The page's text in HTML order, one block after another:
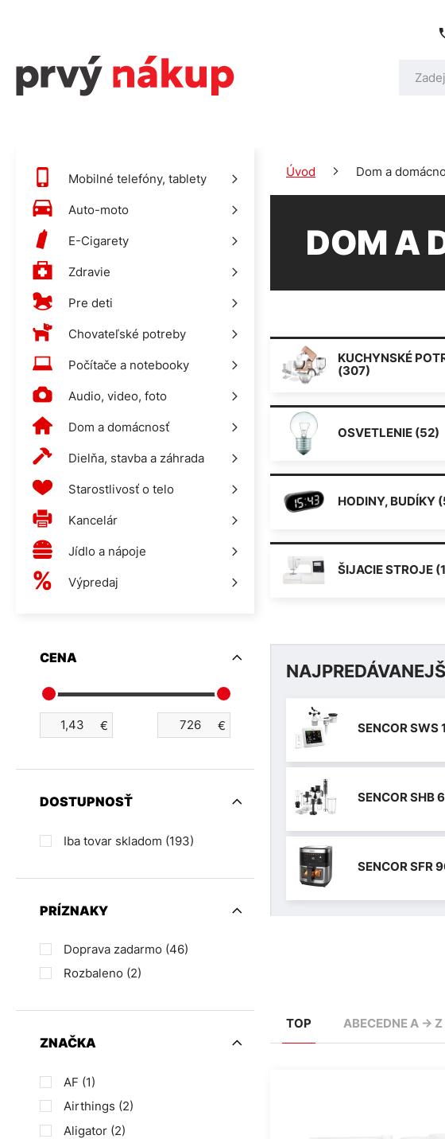
Úvod Dom a
DOM A
KUCHYNSKÉ
(307)
OSVETLENIE (52)
HODINY, BUDÍKY
ŠIJACIE STROJE
SENCOR SWS
SENCOR SHB
SENCOR SFR
TOP ABECEDNE A -> Z
Mobilné telefóny, tablety
Auto-moto
E-Cigarety
Zdravie
Pre deti
Chovateľské potreby
Počítače a notebooky
Audio, video, foto
Dom a domácnosť
Dielňa, stavba a záhrada
Starostlivosť o telo
Kancelár
Jídlo a nápoje
Výpredaj
CENA
€ €
DOSTUPNOSŤ
Iba tovar skladom (193)
PRÍZNAKY
Doprava zadarmo (46)
Rozbaleno (2)
ZNAČKA
AF (1)
Airthings (2)
Aligator (2)